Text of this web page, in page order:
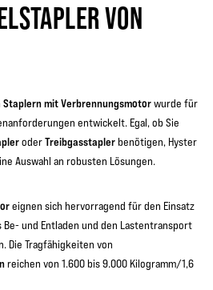
VON
Staplern mit Verbrennungsmotorwurde für
entwickelt. Egal, ob Sie
oderTreibgasstaplerbenötigen, Hyster
Auswahl an robusten Lösungen.
eignen sich hervorragend für den Einsatz
und Entladen und den Lastentransport
Die Tragfähigkeiten von
reichen von 1.600 bis 9.000 Kilogramm/1,6